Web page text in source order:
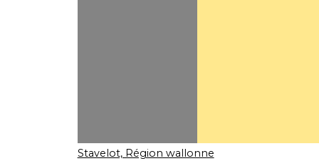
Stavelot, Région wallonne